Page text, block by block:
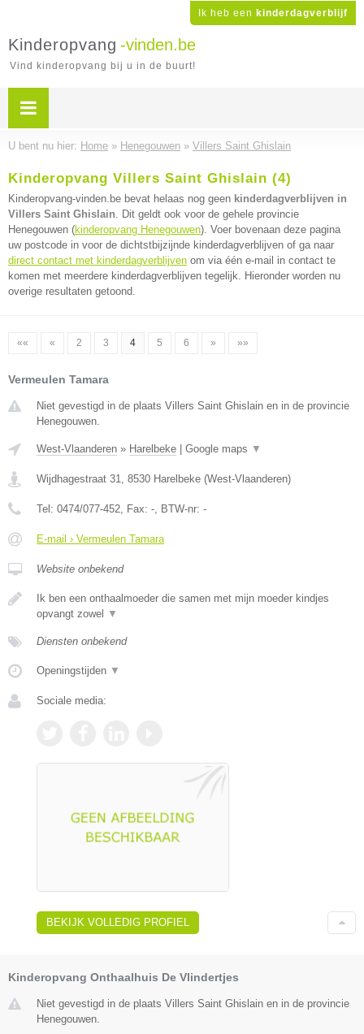
Ik heb een kinderdagverblijf
Kinderopvang -vinden.be
Vind kinderopvang bij u in de buurt!
U bent nu hier: Home » Henegouwen » Villers Saint Ghislain
Kinderopvang Villers Saint Ghislain (4)
Kinderopvang-vinden.be bevat helaas nog geen kinderdagverblijven in
Villers Saint Ghislain. Dit geldt ook voor de gehele provincie
Henegouwen (kinderopvang Henegouwen). Voer bovenaan deze pagina
uw postcode in voor de dichtstbijzijnde kinderdagverblijven of ga naar
direct contact met kinderdagverblijven om via één e-mail in contact te
komen met meerdere kinderdagverblijven tegelijk. Hieronder worden nu
overige resultaten getoond.
«« « 2 3 4 5 6 » »»
Vermeulen Tamara
Niet gevestigd in de plaats Villers Saint Ghislain en in de provincie
Henegouwen.
West-Vlaanderen » Harelbeke Google maps ▼
Wijdhagestraat 31, 8530 Harelbeke (West-Vlaanderen)
Tel: 0474/077-452, Fax: -, BTW-nr: -
E-mail › Vermeulen Tamara
Website onbekend
Ik ben een onthaalmoeder die samen met mijn moeder kindjes
opvangt zowel
▼
Diensten onbekend
Openingstijden ▼
Sociale media:
BEKIJK VOLLEDIG PROFIEL
Kinderopvang Onthaalhuis De Vlindertjes
Niet gevestigd in de plaats Villers Saint Ghislain en in de provincie
Henegouwen.